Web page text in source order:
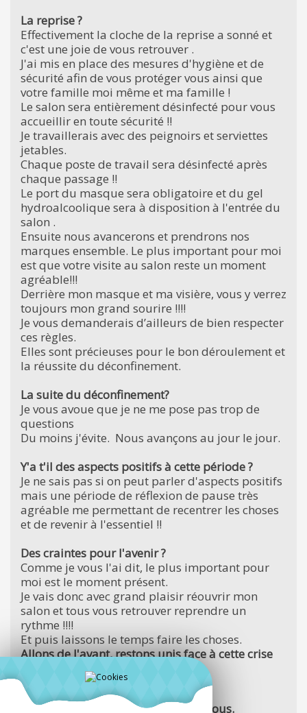
La reprise ?
Effectivement la cloche de la reprise a sonné et
c'est une joie de vous retrouver .
J'ai mis en place des mesures d'hygiène et de
sécurité afin de vous protéger vous ainsi que
votre famille moi même et ma famille !
Le salon sera entièrement désinfecté pour vous
accueillir en toute sécurité !!
Je travaillerais avec des peignoirs et serviettes
jetables.
Chaque poste de travail sera désinfecté après
chaque passage !!
Le port du masque sera obligatoire et du gel
hydroalcoolique sera à disposition à l'entrée du
salon .
Ensuite nous avancerons et prendrons nos
marques ensemble. Le plus important pour moi
est que votre visite au salon reste un moment
agréable!!!
Derrière mon masque et ma visière, vous y verrez
toujours mon grand sourire !!!!
Je vous demanderais d’ailleurs de bien respecter
ces règles.
Elles sont précieuses pour le bon déroulement et
la réussite du déconfinement.
La suite du déconfinement?
Je vous avoue que je ne me pose pas trop de
questions
Du moins j'évite. Nous avançons au jour le jour.
Y'a t'il des aspects positifs à cette période ?
Je ne sais pas si on peut parler d'aspects positifs
mais une période de réflexion de pause très
agréable me permettant de recentrer les choses
et de revenir à l'essentiel !!
Des craintes pour l'avenir ?
Comme je vous l'ai dit, le plus important pour
moi est le moment présent.
Je vais donc avec grand plaisir réouvrir mon
salon et tous vous retrouver reprendre un
rythme !!!!
Et puis laissons le temps faire les choses.
Allons de l'avant, restons unis face à cette crise
sanitaire et économique !
Prenons soin de nous tous !!!
Réouverture le 11 mai sur Rendez-vous.